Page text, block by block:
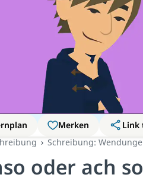
Merken
Link
Schreibung:
oder ach